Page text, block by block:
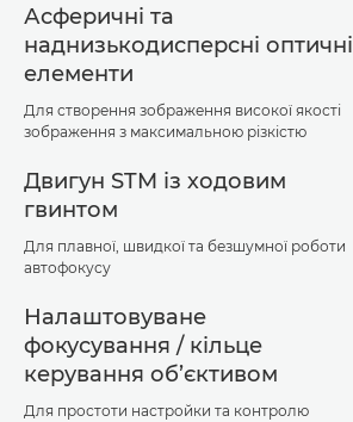
Асферичні та
наднизькодисперсні оптичні
елементи
Для створення зображення високої якості
зображення з максимальною різкістю
Двигун STM із ходовим
гвинтом
Для плавної, швидкої та безшумної роботи
автофокусу
Налаштовуване
фокусування / кільце
керування об’єктивом
Для простоти настройки та контролю